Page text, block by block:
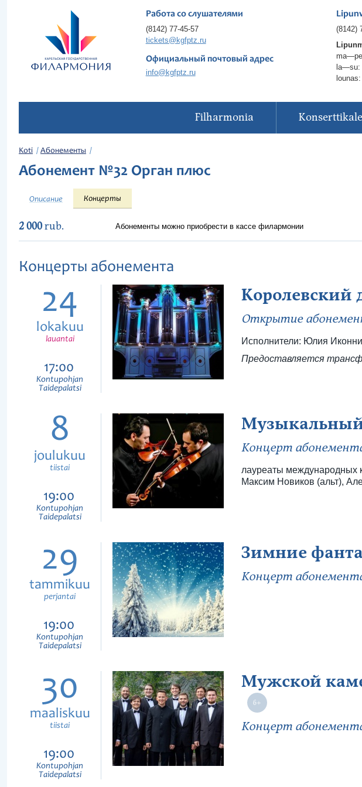
Работа со слушателями
(8142) 77-45-57
tickets@kgfptz.ru
Официальный почтовый адрес
info@kgfptz.ru
(8142)
la—su:
lounas:
Filharmonia
Koti Абонементы
Абонемент №32 Орган плюс
Описание Концерты
2 000rub. Абонементы можно приобрести в кассе филармонии
Концерты абонемента
24
lokakuu
lauantai
17:00
Kontupohjan
Taidepalatsi
Королевский
Открытие
Исполнители: Юлия
Предоставляется
8
joulukuu
tiistai
19:00
Kontupohjan
Taidepalatsi
Концерт
лауреаты международных
Максим Новиков (альт),
29
tammikuu
perjantai
19:00
Kontupohjan
Taidepalatsi
Зимние
Концерт
30
maaliskuu
tiistai
19:00
Kontupohjan
Taidepalatsi
Мужской
Концерт